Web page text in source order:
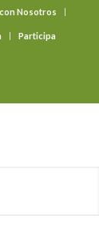
Nosotros
Participa